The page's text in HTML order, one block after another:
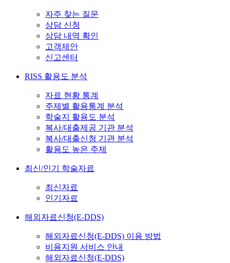
자주 찾는 질문
상담 신청
상담 내역 확인
고객제안
신고센터
RISS 활용도 분석
자료 현황 통계
주제별 활용통계 분석
학술지 활용도 분석
복사/대출제공 기관 분석
복사/대출신청 기관 분석
활용도 높은 주제
최신/인기 학술자료
최신자료
인기자료
해외자료신청(E-DDS)
해외자료신청(E-DDS) 이용 방법
비용지원 서비스 안내
해외자료신청(E-DDS)